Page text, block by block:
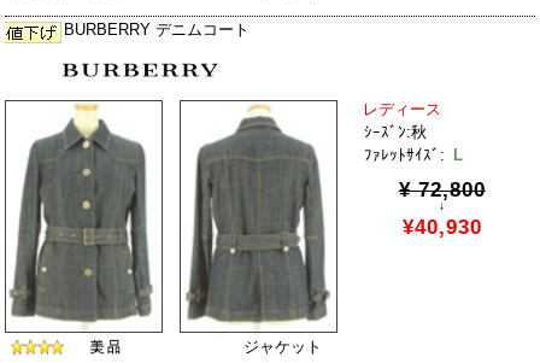
BURBERRY デニムコート
レディース
ｼｰｽﾞﾝ:秋
ﾌｧﾚｯﾄｻｲｽﾞ:
L
¥ 72,800
↓
¥40,930
ジャケット